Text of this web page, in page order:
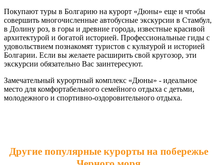
Покупают туры в Болгарию на курорт «Дюны» еще и чтобы
совершить многочисленные автобусные экскурсии в Стамбул,
в Долину роз, в горы и древние города, известные красивой
архитектурой и богатой историей. Профессиональные гиды с
удовольствием познакомят туристов с культурой и историей
Болгарии. Если вы желаете расширить свой кругозор, эти
экскурсии обязательно Вас заинтересуют.
Замечательный курортный комплекс «Дюны» - идеальное
место для комфортабельного семейного отдыха с детьми,
молодежного и спортивно-оздоровительного отдыха.
Другие популярные курорты на побережье